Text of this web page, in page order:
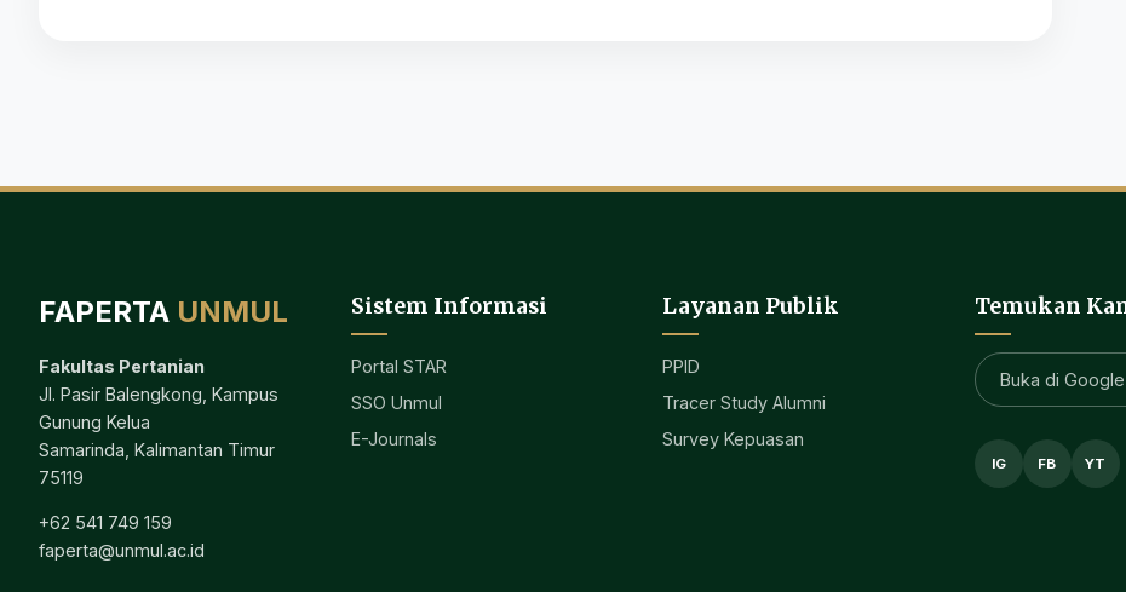
FAPERTA UNMUL
Fakultas Pertanian
Jl. Pasir Balengkong, Kampus
Gunung Kelua
Samarinda, Kalimantan Timur
75119
+62 541 749 159
faperta@unmul.ac.id
Sistem Informasi
Portal STAR
SSO Unmul
E-Journals
Layanan Publik
PPID
Tracer Study Alumni
Survey Kepuasan
Temukan
Buka di
IG FB YT